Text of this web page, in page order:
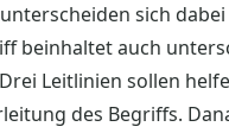
sich
beinhaltet auch
Leitlinien sollen
des Begriffs.